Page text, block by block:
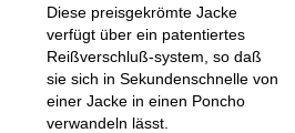
Diese preisgekrömte Jacke
verfügt über ein patentiertes
Reißverschluß-system, so daß
sie sich in Sekundenschnelle von
einer Jacke in einen Poncho
verwandeln lässt.